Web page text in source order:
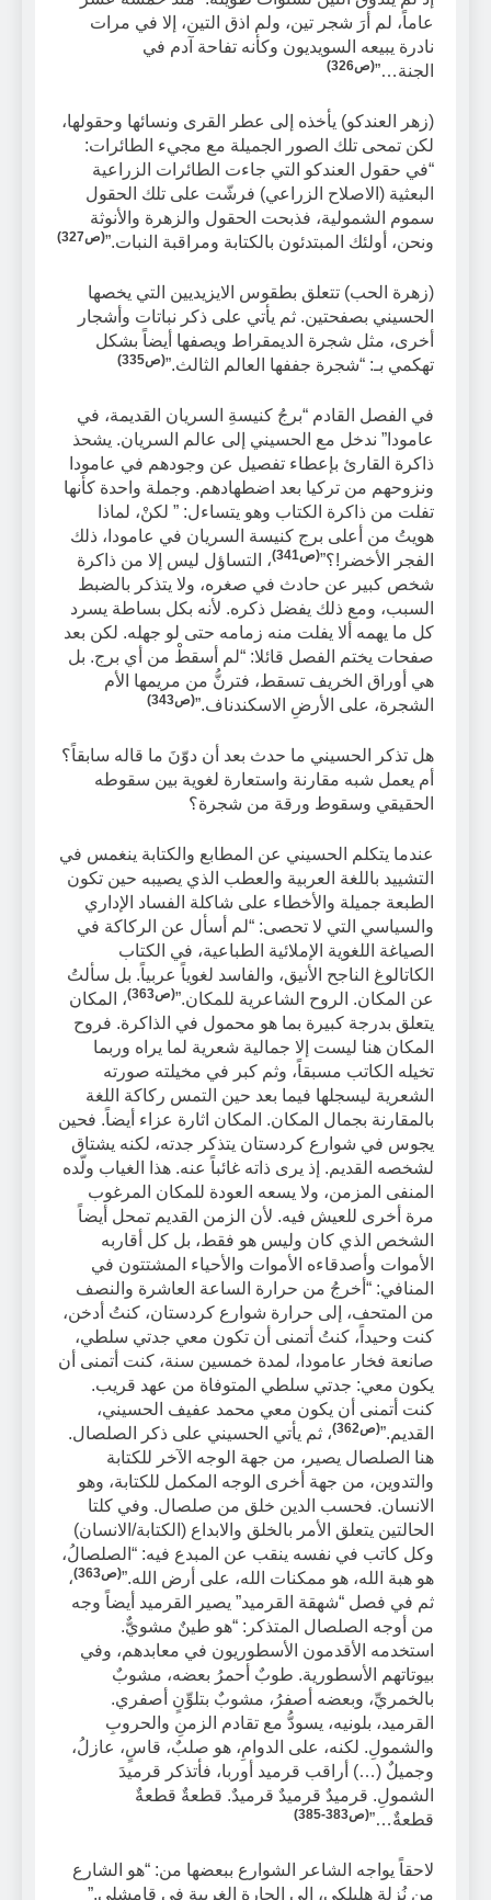
عاماً، لم أرَ شجر تين، ولم اذق التين، إلا في مرات
نادرة يبيعه السويديون وكأنه تفاحة آدم في
الجنة…”(ص326)
(زهر العندكو) يأخذه إلى عطر القرى ونسائها وحقولها،
لكن تمحى تلك الصور الجميلة مع مجيء الطائرات:
“في حقول العندكو التي جاءت الطائرات الزراعية
البعثية (الاصلاح الزراعي) فرشّت على تلك الحقول
سموم الشمولية، فذبحت الحقول والزهرة والأنوثة
ونحن، أولئك المبتدئون بالكتابة ومراقبة النبات.”(ص327)
(زهرة الحب) تتعلق بطقوس الايزيديين التي يخصها
الحسيني بصفحتين. ثم يأتي على ذكر نباتات وأشجار
أخرى، مثل شجرة الديمقراط ويصفها أيضاً بشكل
تهكمي بـ: “شجرة جففها العالم الثالث.”(ص335)
في الفصل القادم “برجُ كنيسةِ السريان القديمة، في
عامودا” ندخل مع الحسيني إلى عالم السريان. يشحذ
ذاكرة القارئ بإعطاء تفصيل عن وجودهم في عامودا
ونزوحهم من تركيا بعد اضطهادهم. وجملة واحدة كأنها
تفلت من ذاكرة الكتاب وهو يتساءل: ” لكنْ، لماذا
هويتُ من أعلى برج كنيسة السريان في عامودا، ذلك
الفجر الأخضر!؟”(ص341)
، التساؤل ليس إلا من ذاكرة
شخص كبير عن حادث في صغره، ولا يتذكر بالضبط
السبب، ومع ذلك يفضل ذكره. لأنه بكل بساطة يسرد
كل ما يهمه ألا يفلت منه زمامه حتى لو جهله. لكن بعد
صفحات يختم الفصل قائلا: “لم أسقطْ من أي برج. بل
هي أوراق الخريف تسقط، فترنُّ من مريمها الأم
الشجرة، على الأرضِ الاسكندناف.”(ص343)
هل تذكر الحسيني ما حدث بعد أن دوّنَ ما قاله سابقاً؟
أم يعمل شبه مقارنة واستعارة لغوية بين سقوطه
الحقيقي وسقوط ورقة من شجرة؟
عندما يتكلم الحسيني عن المطابع والكتابة ينغمس في
التشييد باللغة العربية والعطب الذي يصيبه حين تكون
الطبعة جميلة والأخطاء على شاكلة الفساد الإداري
والسياسي التي لا تحصى: “لم أسأل عن الركاكة في
الصياغة اللغوية الإملائية الطباعية، في الكتاب
الكاتالوغ الناجح الأنيق، والفاسد لغوياً عربياً. بل سألتُ
عن المكان. الروح الشاعرية للمكان.”(ص363)
، المكان
يتعلق بدرجة كبيرة بما هو محمول في الذاكرة. فروح
المكان هنا ليست إلا جمالية شعرية لما يراه وربما
تخيله الكاتب مسبقاً، وثم كبر في مخيلته صورته
الشعرية ليسجلها فيما بعد حين التمس ركاكة اللغة
بالمقارنة بجمال المكان. المكان اثارة عزاء أيضاً. فحين
يجوس في شوارع كردستان يتذكر جدته، لكنه يشتاق
لشخصه القديم. إذ يرى ذاته غائباً عنه. هذا الغياب ولّده
المنفى المزمن، ولا يسعه العودة للمكان المرغوب
مرة أخرى للعيش فيه. لأن الزمن القديم تمحل أيضاً
الشخص الذي كان وليس هو فقط، بل كل أقاربه
الأموات وأصدقاءه الأموات والأحياء المشتتون في
المنافي: “أخرجُ من حرارة الساعة العاشرة والنصف
من المتحف، إلى حرارة شوارع كردستان، كنتُ أدخن،
كنت وحيداً، كنتُ أتمنى أن تكون معي جدتي سلطي،
صانعة فخار عامودا، لمدة خمسين سنة، كنت أتمنى أن
يكون معي: جدتي سلطي المتوفاة من عهد قريب.
كنت أتمنى أن يكون معي محمد عفيف الحسيني،
القديم.”(ص362)
، ثم يأتي الحسيني على ذكر الصلصال.
هنا الصلصال يصير، من جهة الوجه الآخر للكتابة
والتدوين، من جهة أخرى الوجه المكمل للكتابة، وهو
الانسان. فحسب الدين خلق من صلصال. وفي كلتا
الحالتين يتعلق الأمر بالخلق والابداع (الكتابة/الانسان)
وكل كاتب في نفسه ينقب عن المبدع فيه: “الصلصالُ،
هو هبة الله، هو ممكنات الله، على أرض الله.”(ص363)
،
ثم في فصل “شهقة القرميد” يصير القرميد أيضاً وجه
من أوجه الصلصال المتذكر: “هو طينٌ مشويٌّ.
استخدمه الأقدمون الأسطوريون في معابدهم، وفي
بيوتاتهم الأسطورية. طوبٌ أحمرُ بعضه، مشوبٌ
بالخمريِّ، وبعضه أصفرُ، مشوبٌ بتلوِّنٍ أصفري.
القرميد، بلونيه، يسودُّ مع تقادم الزمنِ والحروبِ
والشمولِ. لكنه، على الدوامِ، هو صلبٌ، قاسٍ، عازلُ،
وجميلٌ (…) أراقب قرميد أوربا، فأتذكر قرميدَ
الشمولِ. قرميدٌ قرميدٌ قرميدٌ. قطعةٌ قطعةٌ
قطعةٌ…”(ص383-385)
لاحقاً يواجه الشاعر الشوارع ببعضها من: “هو الشارع
من نُزلة هليلكي، إلى الحارة الغربية في قامشلي.”